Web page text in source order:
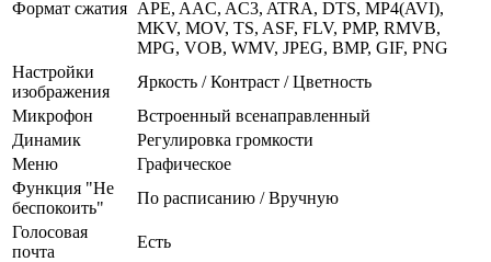
Формат сжатия APE, AAC, AC3, ATRA, DTS, MP4(AVI),
MKV, MOV, TS, ASF, FLV, PMP, RMVB,
MPG, VOB, WMV, JPEG, BMP, GIF, PNG
Настройки
изображения
Яркость / Контраст / Цветность
Микрофон
Встроенный всенаправленный
Динамик
Регулировка громкости
Меню
Графическое
Функция "Не
беспокоить"
По расписанию / Вручную
Голосовая
почта
Есть